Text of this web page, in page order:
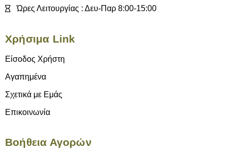
Ώρες Λειτουργίας : Δευ-Παρ 8:00-15:00
Χρήσιμα Link
Είσοδος Χρήστη
Αγαπημένα
Σχετικά με Εμάς
Επικοινωνία
Βοήθεια Αγορών